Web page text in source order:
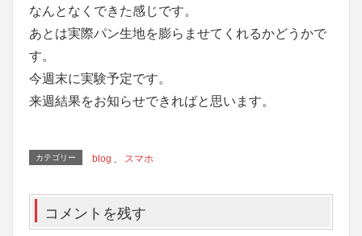
なんとなくできた感じです。
あとは実際パン生地を膨らませてくれるかどうかで
す。
今週末に実験予定です。
来週結果をお知らせできればと思います。
カテゴリー blog スマホ
コメントを残す